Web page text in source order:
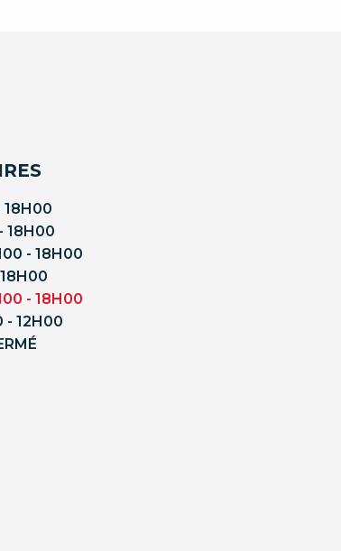
18H00
18H00
- 18H00
- 18H00
- 12H00